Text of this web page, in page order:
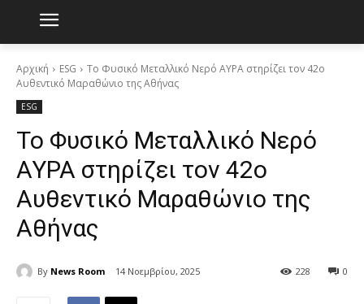
Αρχική ESG
Το Φυσικό Μεταλλικό Νερό ΑΥΡΑ στηρίζει τον 42ο
Αυθεντικό Μαραθώνιο της Αθήνας
ESG
Το Φυσικό Μεταλλικό Νερό
ΑΥΡΑ στηρίζει τον 42ο
Αυθεντικό Μαραθώνιο της
Αθήνας
By News Room 14 Νοεμβρίου, 2025 0
228